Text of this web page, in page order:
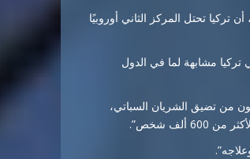
التي توافق الفترة ما بين 10-16 أبريل/ نيسان، أن تركيا تحتل المركز الثاني أوروبيًا
مشابهة لما في الدول
أعمارهم بين 30-79 عاما في تركيا يعانون من تضيق الشريان السباتي،
شخص”.